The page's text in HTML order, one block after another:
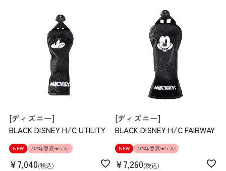
[ディズニー]
BLACK DISNEY H/C UTILITY
NEW 2026年春夏モデル
¥7,040 税込
[ディズニー]
BLACK DISNEY H/C FAIRWAY
NEW 2026年春夏モデル
¥7,260 税込